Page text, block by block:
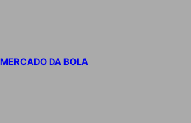
MERCADO DA BOLA